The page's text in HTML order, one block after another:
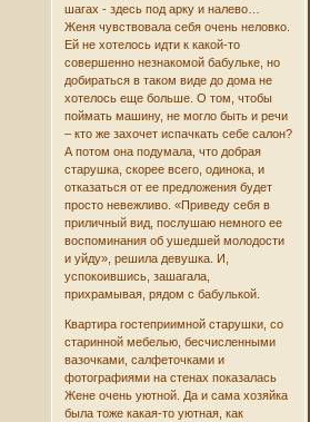
шагах - здесь под арку и налево…
Женя чувствовала себя очень неловко.
Ей не хотелось идти к какой-то
совершенно незнакомой бабульке, но
добираться в таком виде до дома не
хотелось еще больше. О том, чтобы
поймать машину, не могло быть и речи
– кто же захочет испачкать себе салон?
А потом она подумала, что добрая
старушка, скорее всего, одинока, и
отказаться от ее предложения будет
просто невежливо. «Приведу себя в
приличный вид, послушаю немного ее
воспоминания об ушедшей молодости
и уйду», решила девушка. И,
успокоившись, зашагала,
прихрамывая, рядом с бабулькой.
Квартира гостеприимной старушки, со
старинной мебелью, бесчисленными
вазочками, салфеточками и
фотографиями на стенах показалась
Жене очень уютной. Да и сама хозяйка
была тоже какая-то уютная, как